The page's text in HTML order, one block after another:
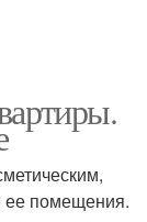
ее помещения.